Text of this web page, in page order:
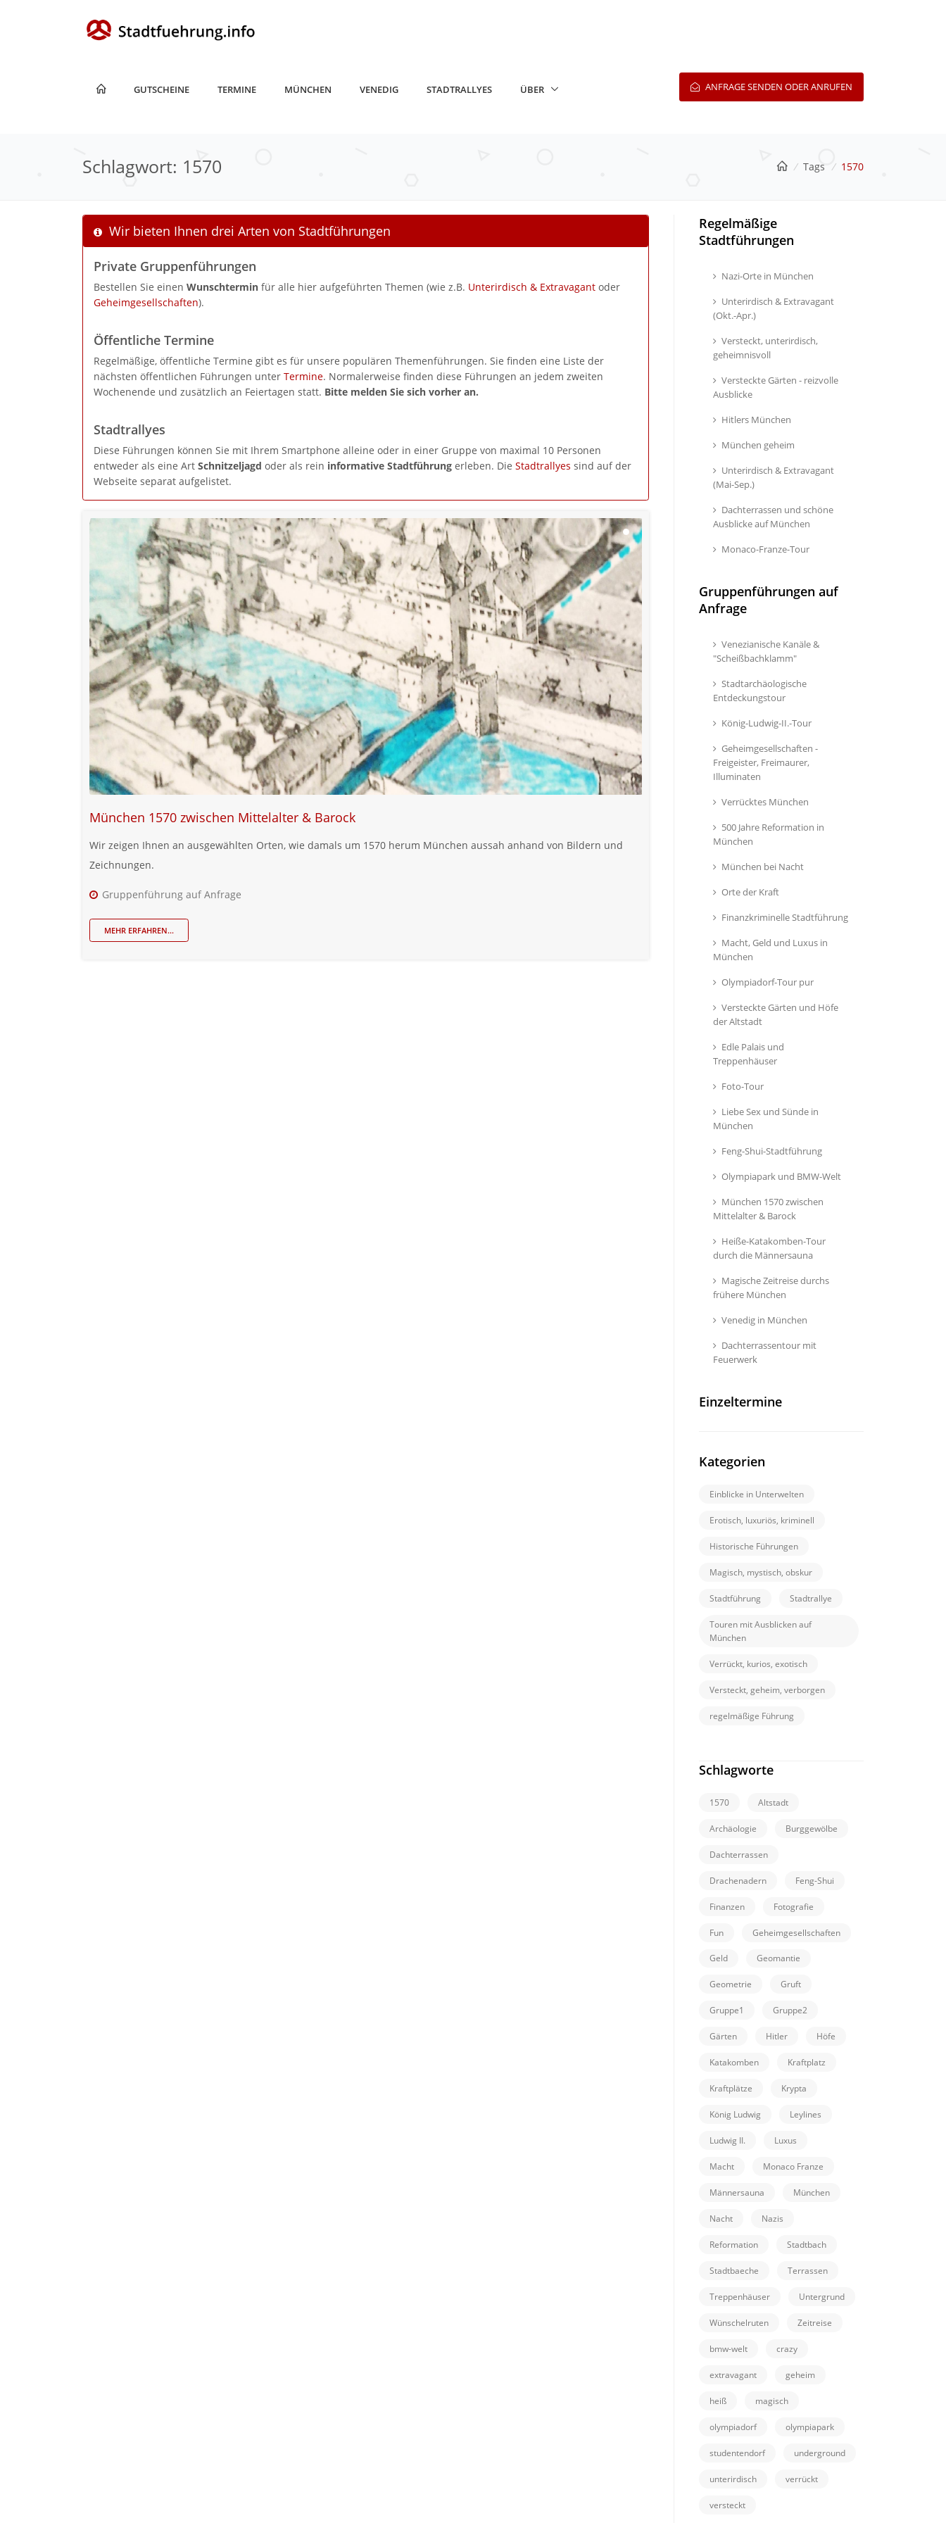
GUTSCHEINE TERMINE MÜNCHEN VENEDIG STADTRALLYES ÜBER ANFRAGE SENDEN ODER ANRUFEN
Schlagwort: 1570 / Tags / 1570
Wir bieten Ihnen drei Arten von Stadtführungen
Private Gruppenführungen
Bestellen Sie einen Wunschtermin für alle hier aufgeführten Themen (wie z.B. Unterirdisch & Extravagant oder
Geheimgesellschaften).
Öffentliche Termine
Regelmäßige, öffentliche Termine gibt es für unsere populären Themenführungen. Sie finden eine Liste der
nächsten öffentlichen Führungen unter Termine. Normalerweise finden diese Führungen an jedem zweiten
Wochenende und zusätzlich an Feiertagen statt. Bitte melden Sie sich vorher an.
Stadtrallyes
Diese Führungen können Sie mit Ihrem Smartphone alleine oder in einer Gruppe von maximal 10 Personen
entweder als eine Art Schnitzeljagd oder als rein informative Stadtführung erleben. Die Stadtrallyes sind auf der
Webseite separat aufgelistet.
München 1570 zwischen Mittelalter & Barock
Wir zeigen Ihnen an ausgewählten Orten, wie damals um 1570 herum München aussah anhand von Bildern und
Zeichnungen.
Gruppenführung auf Anfrage
MEHR ERFAHREN...
Regelmäßige
Stadtführungen
Nazi-Orte in München
Unterirdisch & Extravagant
(Okt.-Apr.)
Versteckt, unterirdisch,
geheimnisvoll
Versteckte Gärten - reizvolle
Ausblicke
Hitlers München
München geheim
Unterirdisch & Extravagant
(Mai-Sep.)
Dachterrassen und schöne
Ausblicke auf München
Monaco-Franze-Tour
Gruppenführungen auf
Anfrage
Venezianische Kanäle &
"Scheißbachklamm"
Stadtarchäologische
Entdeckungstour
König-Ludwig-II.-Tour
Geheimgesellschaften -
Freigeister, Freimaurer,
Illuminaten
Verrücktes München
500 Jahre Reformation in
München
München bei Nacht
Orte der Kraft
Finanzkriminelle Stadtführung
Macht, Geld und Luxus in
München
Olympiadorf-Tour pur
Versteckte Gärten und Höfe
der Altstadt
Edle Palais und
Treppenhäuser
Foto-Tour
Liebe Sex und Sünde in
München
Feng-Shui-Stadtführung
Olympiapark und BMW-Welt
München 1570 zwischen
Mittelalter & Barock
Heiße-Katakomben-Tour
durch die Männersauna
Magische Zeitreise durchs
frühere München
Venedig in München
Dachterrassentour mit
Feuerwerk
Einzeltermine
Kategorien
Einblicke in Unterwelten
Erotisch, luxuriös, kriminell
Historische Führungen
Magisch, mystisch, obskur
Stadtführung Stadtrallye
Touren mit Ausblicken auf
München
Verrückt, kurios, exotisch
Versteckt, geheim, verborgen
regelmäßige Führung
Schlagworte
1570 Altstadt
Archäologie Burggewölbe
Dachterrassen
Drachenadern Feng-Shui
Finanzen Fotografie
Fun Geheimgesellschaften
Geld Geomantie
Geometrie Gruft
Gruppe1 Gruppe2
Gärten Hitler Höfe
Katakomben Kraftplatz
Kraftplätze Krypta
König Ludwig Leylines
Ludwig II. Luxus
Macht Monaco Franze
Männersauna München
Nacht Nazis
Reformation Stadtbach
Stadtbaeche Terrassen
Treppenhäuser Untergrund
Wünschelruten Zeitreise
bmw-welt crazy
extravagant geheim
heiß magisch
olympiadorf olympiapark
studentendorf underground
unterirdisch verrückt
versteckt